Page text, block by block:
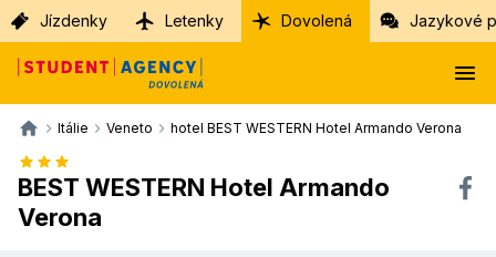
Jízdenky Letenky Dovolená Jazykové
Itálie Veneto hotel BEST WESTERN Hotel Armando Verona
BEST WESTERN Hotel Armando
Verona